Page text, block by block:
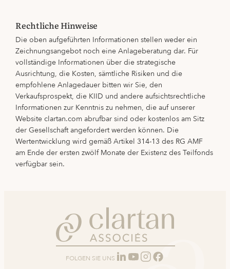
Rechtliche Hinweise
Die oben aufgeführten Informationen stellen weder ein
Zeichnungsangebot noch eine Anlageberatung dar. Für
vollständige Informationen über die strategische
Ausrichtung, die Kosten, sämtliche Risiken und die
empfohlene Anlagedauer bitten wir Sie, den
Verkaufsprospekt, die KIID und andere aufsichtsrechtliche
Informationen zur Kenntnis zu nehmen, die auf unserer
Website clartan.com abrufbar sind oder kostenlos am Sitz
der Gesellschaft angefordert werden können. Die
Wertentwicklung wird gemäß Artikel 314-13 des RG AMF
am Ende der ersten zwölf Monate der Existenz des Teilfonds
verfügbar sein.
FOLGEN SIE UNS